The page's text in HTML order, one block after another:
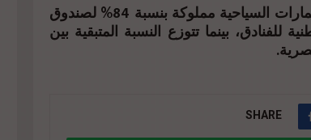
وتجدر الإشارة إلى أن شركة أبوظبي للاستثمارات السياحية مملوكة بنسبة 84% لصندوق
الوطنية للفنادق، بينما تتوزع النسبة المتبقية بين
SHARE